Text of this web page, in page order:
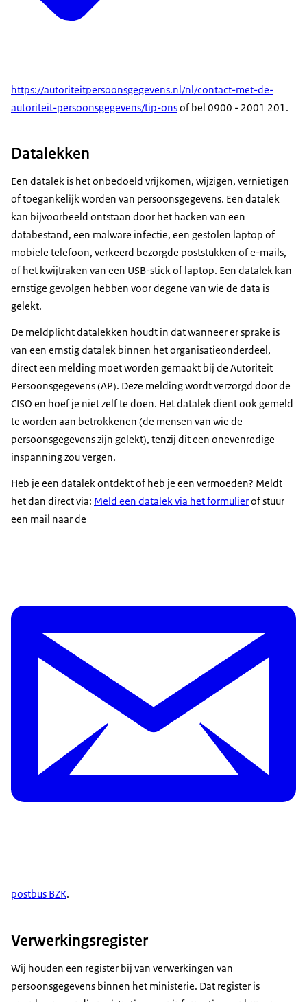
https://autoriteitpersoonsgegevens.nl/nl/contact-met-de-
autoriteit-persoonsgegevens/tip-onsof bel 0900 - 2001 201.
Datalekken
Een datalek is het onbedoeld vrijkomen, wijzigen, vernietigen
of toegankelijk worden van persoonsgegevens. Een datalek
kan bijvoorbeeld ontstaan door het hacken van een
databestand, een malware infectie, een gestolen laptop of
mobiele telefoon, verkeerd bezorgde poststukken of e-mails,
of het kwijtraken van een USB-stick of laptop. Een datalek kan
ernstige gevolgen hebben voor degene van wie de data is
gelekt.
De meldplicht datalekken houdt in dat wanneer er sprake is
van een ernstig datalek binnen het organisatieonderdeel,
direct een melding moet worden gemaakt bij de Autoriteit
Persoonsgegevens (AP). Deze melding wordt verzorgd door de
CISO en hoef je niet zelf te doen. Het datalek dient ook gemeld
te worden aan betrokkenen (de mensen van wie de
persoonsgegevens zijn gelekt), tenzij dit een onevenredige
inspanning zou vergen.
Heb je een datalek ontdekt of heb je een vermoeden? Meldt
het dan direct via: Meld een datalek via het formulierof stuur
een mail naar de
postbus BZK.
Verwerkingsregister
Wij houden een register bij van verwerkingen van
persoonsgegevens binnen het ministerie. Dat register is